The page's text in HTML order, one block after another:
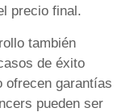
precio final.
también
de éxito
ofrecen garantías
pueden ser